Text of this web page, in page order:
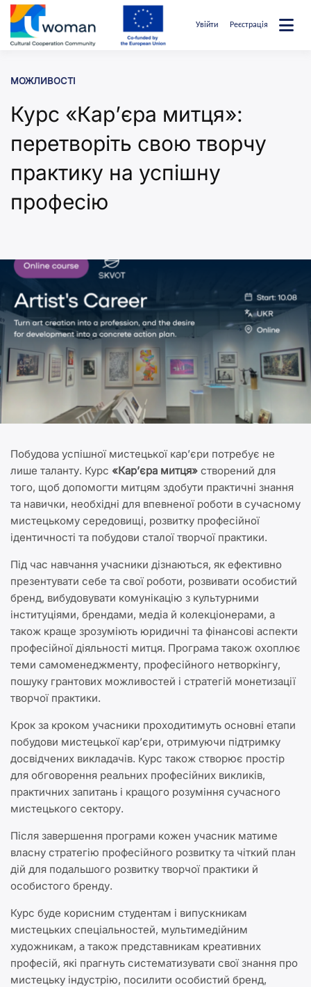
Перейти
до
вмісту
Увійти Реєстрація
МОЖЛИВОСТІ
Курс «Кар’єра митця»:
перетворіть свою творчу
практику на успішну
професію
Побудова успішної мистецької кар’єри потребує не
лише таланту. Курс «Кар’єра митця» створений для
того, щоб допомогти митцям здобути практичні знання
та навички, необхідні для впевненої роботи в сучасному
мистецькому середовищі, розвитку професійної
ідентичності та побудови сталої творчої практики.
Під час навчання учасники дізнаються, як ефективно
презентувати себе та свої роботи, розвивати особистий
бренд, вибудовувати комунікацію з культурними
інституціями, брендами, медіа й колекціонерами, а
також краще зрозуміють юридичні та фінансові аспекти
професійної діяльності митця. Програма також охоплює
теми самоменеджменту, професійного нетворкінгу,
пошуку грантових можливостей і стратегій монетизації
творчої практики.
Крок за кроком учасники проходитимуть основні етапи
побудови мистецької кар’єри, отримуючи підтримку
досвідчених викладачів. Курс також створює простір
для обговорення реальних професійних викликів,
практичних запитань і кращого розуміння сучасного
мистецького сектору.
Після завершення програми кожен учасник матиме
власну стратегію професійного розвитку та чіткий план
дій для подальшого розвитку творчої практики й
особистого бренду.
Курс буде корисним студентам і випускникам
мистецьких спеціальностей, мультимедійним
художникам, а також представникам креативних
професій, які прагнуть систематизувати свої знання про
мистецьку індустрію, посилити особистий бренд,